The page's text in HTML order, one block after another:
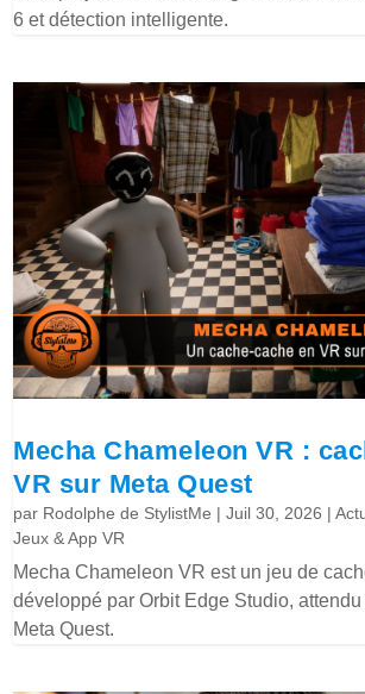
6 et détection intelligente.
Mecha Chameleon VR :
VR sur Meta Quest
par Rodolphe de StylistMe |Juil 30, 2026 |
Jeux & App VR
Mecha Chameleon VR est un jeu de
développé par Orbit Edge Studio,
Meta Quest.